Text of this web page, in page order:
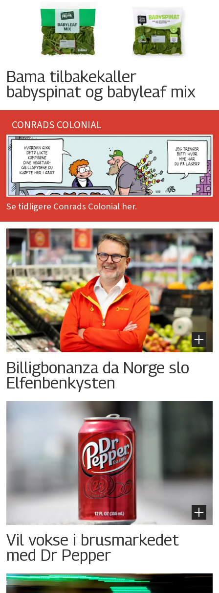
Bama tilbakekaller
babyspinat og babyleaf mix
CONRADS COLONIAL
Se tidligere Conrads Colonial her.
Billigbonanza da Norge slo
Elfenbenkysten
Vil vokse i brusmarkedet
med Dr Pepper